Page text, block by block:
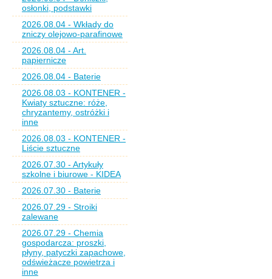
osłonki, podstawki
2026.08.04 - Wkłady do
zniczy olejowo-parafinowe
2026.08.04 - Art.
papiernicze
2026.08.04 - Baterie
2026.08.03 - KONTENER -
Kwiaty sztuczne: róże,
chryzantemy, ostróżki i
inne
2026.08.03 - KONTENER -
Liście sztuczne
2026.07.30 - Artykuły
szkolne i biurowe - KIDEA
2026.07.30 - Baterie
2026.07.29 - Stroiki
zalewane
2026.07.29 - Chemia
gospodarcza: proszki,
płyny, patyczki zapachowe,
odświeżacze powietrza i
inne